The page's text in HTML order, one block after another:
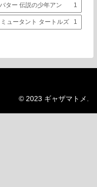
ター 伝説の少年アン 1
ュータント タートルズ 1
© 2023 ギャザマトメ.